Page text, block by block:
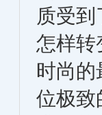
质受
怎样转
时尚
位极致